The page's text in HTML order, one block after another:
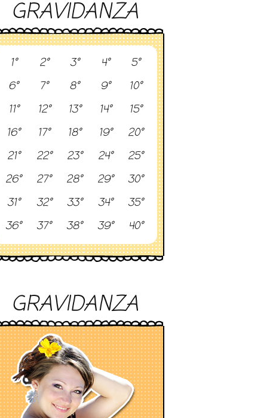
GRAVIDANZA
1° 2° 3° 4°
5°
6°
7° 8° 9°
10°
11°
12° 13° 14°
15°
16°
17° 18° 19°
20°
21°
22° 23° 24°
25°
26°
27° 28° 29°
30°
31°
32° 33° 34°
35°
36°
37° 38° 39° 40°
GRAVIDANZA